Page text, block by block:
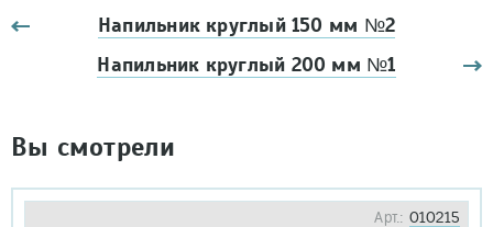
Напильник круглый 150 мм №2
Напильник круглый 200 мм №1
Вы смотрели
Арт.: 010215